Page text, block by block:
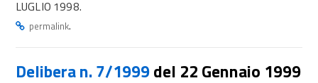
LUGLIO 1998.
permalink.
Delibera n. 7/1999del 22 Gennaio 1999